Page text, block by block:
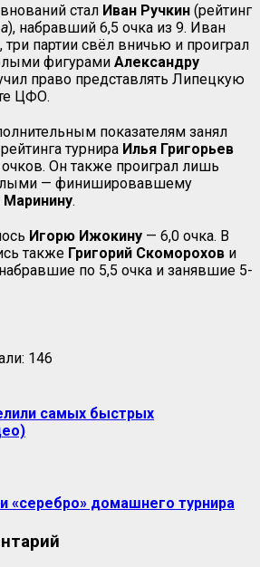
стал Иван Ручкин (рейтинг
), набравший 6,5 очка из 9. Иван
партии свёл вничью и проиграл
фигурами Александру
право представлять Липецкую
ЦФО.
показателям занял
турнира Илья Григорьев
Он также проиграл лишь
— финишировавшему
Маринину.
Игорю Ижокину — 6,0 очка. В
также Григорий Скоморохов и
по 5,5 очка и занявшие 5-
146
самых быстрых
«серебро» домашнего турнира